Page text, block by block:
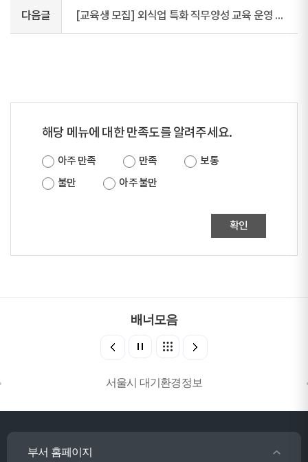
다음글 [교육생 모집] 외식업 특화 직무양성 교육 운영 안내
해당 메뉴에 대한 만족도를 알려주세요.
아주 만족 만족
보통
불만
아주 불만
확인
배너모음
서울시 대기환경정보
부서 홈페이지